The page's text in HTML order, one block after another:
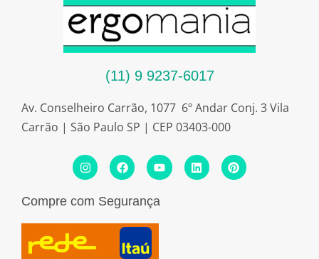
(11) 9 9237-6017
Av. Conselheiro Carrão, 1077 6º Andar Conj. 3 Vila
Carrão | São Paulo SP | CEP 03403-000
I
n
s
a
a
m
F
a
c
b
o
Y
o
u
u
L
i
n
P
i
n
Compre com Segurança